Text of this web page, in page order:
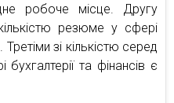
робоче місце. Другу
резюме у сфері
зі кількістю серед
та фінансів є